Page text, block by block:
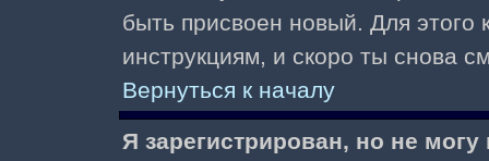
быть присвоен новый. Для этого
инструкциям, и скоро ты снова
Вернуться к началу
Я зарегистрирован, но не могу